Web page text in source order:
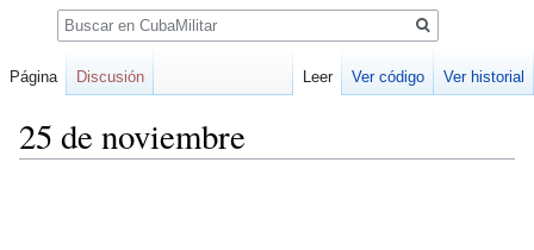
25 de noviembre
Página Discusión Leer Ver código Ver historial
Buscar